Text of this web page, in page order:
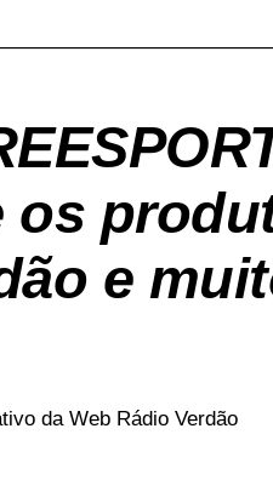
e
da Web Rádio Verdão